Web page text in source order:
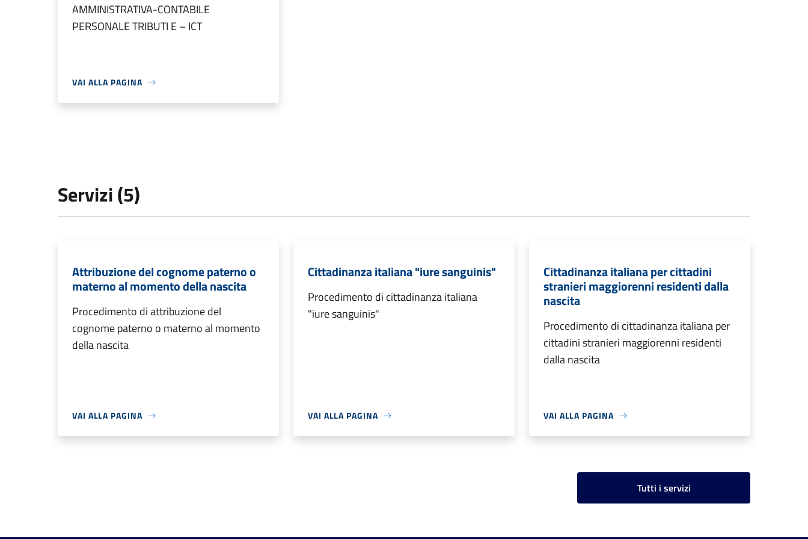
AMMINISTRATIVA-CONTABILE
PERSONALE TRIBUTI E – ICT
VAI ALLA PAGINA
Servizi (5)
Attribuzione del cognome paterno o
materno al momento della nascita
Procedimento di attribuzione del
cognome paterno o materno al momento
della nascita
VAI ALLA PAGINA
Cittadinanza italiana "iure sanguinis"
Procedimento di cittadinanza italiana
"iure sanguinis"
VAI ALLA PAGINA
Cittadinanza italiana per cittadini
stranieri maggiorenni residenti dalla
nascita
Procedimento di cittadinanza italiana per
cittadini stranieri maggiorenni residenti
dalla nascita
VAI ALLA PAGINA
Tutti i servizi